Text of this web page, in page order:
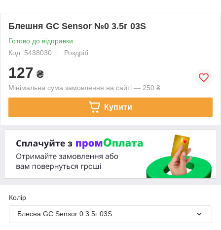
Блешня GC Sensor №0 3.5г 03S
Готово до відправки
Код: 5438030
Роздріб
127 ₴
Мінімальна сума замовлення на сайті — 250 ₴
Купити
Колір
Блесна GC Sensor 0 3.5г 03S